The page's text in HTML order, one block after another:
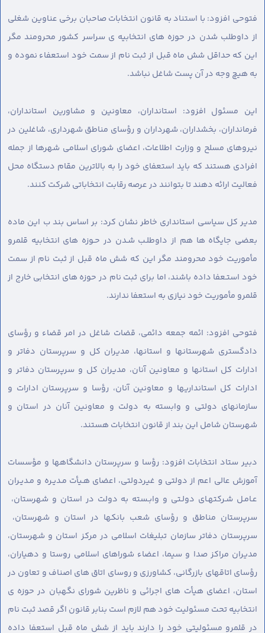
فتوحی افزود: با استناد به قانون انتخابات صاحبان برخی عناوین شغلی
از داوطلب شدن در حوزه های انتخابیه ی سراسر کشور محرومند مگر
این که حداقل شش ماه قبل از ثبت نام از سمت خود استعفاء نموده و
به هیچ وجه در آن پست شاغل نباشد.
این مسئول افزود: استانداران، معاونین و مشاورین استانداران،
فرمانداران، بخشداران، شهرداران و رؤسای مناطق شهرداری، شاغلین در
نیروهای مسلح و وزارت اطلاعات، اعضای شورای اسلامی شهرها از جمله
افرادی هستند که باید استعفای خود را به بالاترین مقام دستگاه محل
فعالیت ارائه دهند تا بتوانند در عرصه رقابت انتخاباتی شرکت کنند.
مدیر کل سیاسی استانداری خاطر نشان کرد: بر اساس بند ب این ماده
بعضی جایگاه ها هم از داوطلـب شـدن در حـوزه های انتخابیه قلمرو
مأموریت خود محرومند مگر این که شش ماه قبل از ثبت نام از سمت
خود استـعفا داده باشند، اما برای ثبت نام در حوزه های انتخابی خارج از
قلمرو مأموریت خود نیازی به استعفا ندارند.
فتوحی افزود: ائمه جمعه دائمی، قضات شاغل در امر قضاء و رؤسای
دادگستری شهرستانها و استانها، مدیران کل و سرپرستان دفاتر و
ادارات کل استانها و معاونین آنان، مدیران کل و سرپرستان دفاتر و
ادارات کل استانداریها و معاونین آنان، رؤسا و سرپرستان ادارات و
سازمانهای دولتی و وابسته به دولت و معاونین آنان در استان و
شهرستان شامل این بند از قانون انتخابات هستند.
دبیر ستاد انتخابات افزود: رؤسا و سرپرستان دانشگاهها و مؤسسات
آموزش عالی اعم از دولتی و غیردولتی، اعضای هـیأت مـدیـره و مـدیـران
عـامـل شـرکتهـای دولـتی و وابـسته به دولت در استان و شهرستان،
سرپرستان مناطق و رؤسای شعب بانکها در استان و شهرستان،
سرپرستان دفاتر سازمان تبلیغات اسلامی در مرکز استان و شهرستان،
مدیران مراکز صدا و سیما، اعضاء شوراهای اسلامی روستا و دهیاران،
رؤسای اتاقهای بازرگانی، کشاورزی و روسای اتاق های اصناف و تعاون در
استان، اعضای هیأت های اجرائی و ناظرین شورای نگهبان در حوزه ی
انتخابیه تحت مسئولیت خود هم لازم است بنابر قانون اگر قصد ثبت نام
در قلمرو مسئولیتی خود را دارند باید از شش ماه قبل استعفا داده